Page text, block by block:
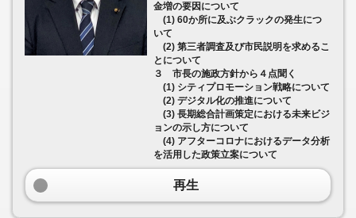
金増の要因について
(1) 60か所に及ぶクラックの発生につ
いて
(2) 第三者調査及び市民説明を求めるこ
とについて
３ 市長の施政方針から４点聞く
(1) シティプロモーション戦略について
(2) デジタル化の推進について
(3) 長期総合計画策定における未来ビジ
ョンの示し方について
(4) アフターコロナにおけるデータ分析
を活用した政策立案について
再生